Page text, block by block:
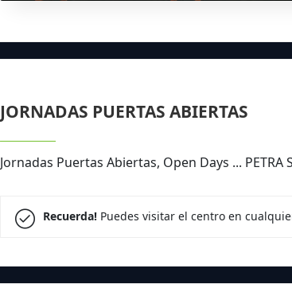
JORNADAS PUERTAS ABIERTAS
Jornadas Puertas Abiertas, Open Days ... PETRA
Recuerda!Puedes visitar el centro en